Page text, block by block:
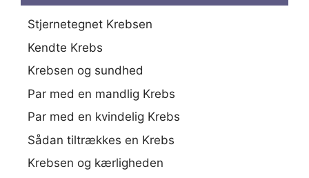
Stjernetegnet Krebsen
Kendte Krebs
Krebsen og sundhed
Par med en mandlig Krebs
Par med en kvindelig Krebs
Sådan tiltrækkes en Krebs
Krebsen og kærligheden